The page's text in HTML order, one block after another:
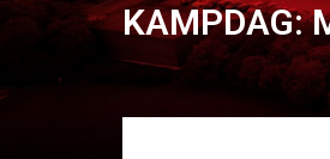
KAMPDAG: